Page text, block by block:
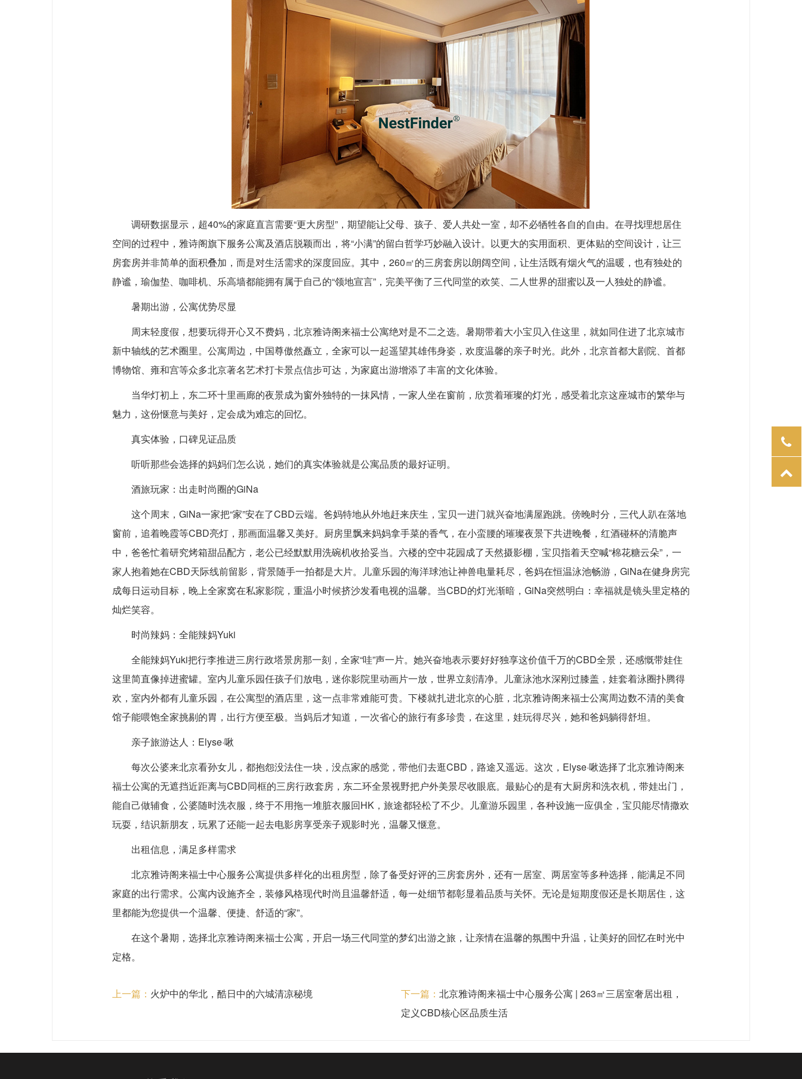
调研数据显示，超40%的家庭直言需要“更大房型”，期望能让父母、孩子、爱人共处一室，却不必牺牲各自的自由。在寻找理想居住
空间的过程中，雅诗阁旗下服务公寓及酒店脱颖而出，将“小满”的留白哲学巧妙融入设计。以更大的实用面积、更体贴的空间设计，让三
房套房并非简单的面积叠加，而是对生活需求的深度回应。其中，260㎡的三房套房以朗阔空间，让生活既有烟火气的温暖，也有独处的
静谧，瑜伽垫、咖啡机、乐高墙都能拥有属于自己的“领地宣言”，完美平衡了三代同堂的欢笑、二人世界的甜蜜以及一人独处的静谧。
暑期出游，公寓优势尽显
周末轻度假，想要玩得开心又不费妈，北京雅诗阁来福士公寓绝对是不二之选。暑期带着大小宝贝入住这里，就如同住进了北京城市
新中轴线的艺术圈里。公寓周边，中国尊傲然矗立，全家可以一起遥望其雄伟身姿，欢度温馨的亲子时光。此外，北京首都大剧院、首都
博物馆、雍和宫等众多北京著名艺术打卡景点信步可达，为家庭出游增添了丰富的文化体验。
当华灯初上，东二环十里画廊的夜景成为窗外独特的一抹风情，一家人坐在窗前，欣赏着璀璨的灯光，感受着北京这座城市的繁华与
魅力，这份惬意与美好，定会成为难忘的回忆。
真实体验，口碑见证品质
听听那些会选择的妈妈们怎么说，她们的真实体验就是公寓品质的最好证明。
酒旅玩家：出走时尚圈的GiNa
这个周末，GiNa一家把“家”安在了CBD云端。爸妈特地从外地赶来庆生，宝贝一进门就兴奋地满屋跑跳。傍晚时分，三代人趴在落地
窗前，追着晚霞等CBD亮灯，那画面温馨又美好。厨房里飘来妈妈拿手菜的香气，在小蛮腰的璀璨夜景下共进晚餐，红酒碰杯的清脆声
中，爸爸忙着研究烤箱甜品配方，老公已经默默用洗碗机收拾妥当。六楼的空中花园成了天然摄影棚，宝贝指着天空喊“棉花糖云朵”，一
家人抱着她在CBD天际线前留影，背景随手一拍都是大片。儿童乐园的海洋球池让神兽电量耗尽，爸妈在恒温泳池畅游，GiNa在健身房完
成每日运动目标，晚上全家窝在私家影院，重温小时候挤沙发看电视的温馨。当CBD的灯光渐暗，GiNa突然明白：幸福就是镜头里定格的
灿烂笑容。
时尚辣妈：全能辣妈Yuki
全能辣妈Yuki把行李推进三房行政塔景房那一刻，全家“哇”声一片。她兴奋地表示要好好独享这价值千万的CBD全景，还感慨带娃住
这里简直像掉进蜜罐。室内儿童乐园任孩子们放电，迷你影院里动画片一放，世界立刻清净。儿童泳池水深刚过膝盖，娃套着泳圈扑腾得
欢，室内外都有儿童乐园，在公寓型的酒店里，这一点非常难能可贵。下楼就扎进北京的心脏，北京雅诗阁来福士公寓周边数不清的美食
馆子能喂饱全家挑剔的胃，出行方便至极。当妈后才知道，一次省心的旅行有多珍贵，在这里，娃玩得尽兴，她和爸妈躺得舒坦。
亲子旅游达人：Elyse·啾
每次公婆来北京看孙女儿，都抱怨没法住一块，没点家的感觉，带他们去逛CBD，路途又遥远。这次，Elyse·啾选择了北京雅诗阁来
福士公寓的无遮挡近距离与CBD同框的三房行政套房，东二环全景视野把户外美景尽收眼底。最贴心的是有大厨房和洗衣机，带娃出门，
能自己做辅食，公婆随时洗衣服，终于不用拖一堆脏衣服回HK，旅途都轻松了不少。儿童游乐园里，各种设施一应俱全，宝贝能尽情撒欢
玩耍，结识新朋友，玩累了还能一起去电影房享受亲子观影时光，温馨又惬意。
出租信息，满足多样需求
北京雅诗阁来福士中心服务公寓提供多样化的出租房型，除了备受好评的三房套房外，还有一居室、两居室等多种选择，能满足不同
家庭的出行需求。公寓内设施齐全，装修风格现代时尚且温馨舒适，每一处细节都彰显着品质与关怀。无论是短期度假还是长期居住，这
里都能为您提供一个温馨、便捷、舒适的“家”。
在这个暑期，选择北京雅诗阁来福士公寓，开启一场三代同堂的梦幻出游之旅，让亲情在温馨的氛围中升温，让美好的回忆在时光中
定格。
上一篇： 火炉中的华北，酷日中的六城清凉秘境 下一篇： 北京雅诗阁来福士中心服务公寓 | 263㎡三居室奢居出租，
定义CBD核心区品质生活